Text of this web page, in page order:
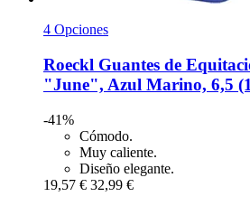
4 Opciones
Roeckl Guantes de
"June", Azul Marino, 6,5
-41%
Cómodo.
Muy caliente.
Diseño elegante.
19,57 € 32,99 €